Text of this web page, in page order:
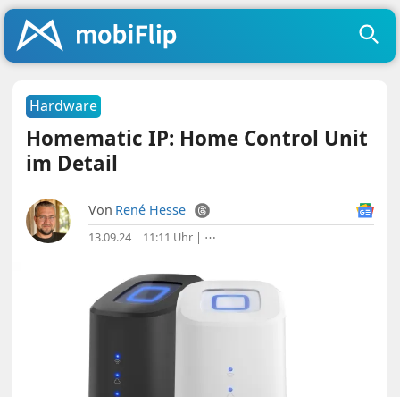
Hardware
Homematic IP: Home Control Unit
im Detail
Von René Hesse
13.09.24 | 11:11 Uhr | ⋯